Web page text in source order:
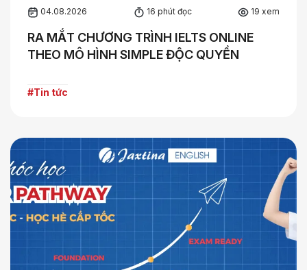
04.08.2026 16 phút đọc 19 xem
RA MẮT CHƯƠNG TRÌNH IELTS ONLINE
THEO MÔ HÌNH SIMPLE ĐỘC QUYỀN
#Tin tức